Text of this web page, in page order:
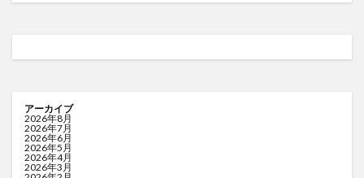
アーカイブ
2026年8月
2026年7月
2026年6月
2026年5月
2026年4月
2026年3月